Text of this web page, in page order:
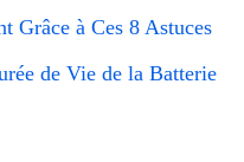
Grâce à Ces 8 Astuces
de Vie de la Batterie